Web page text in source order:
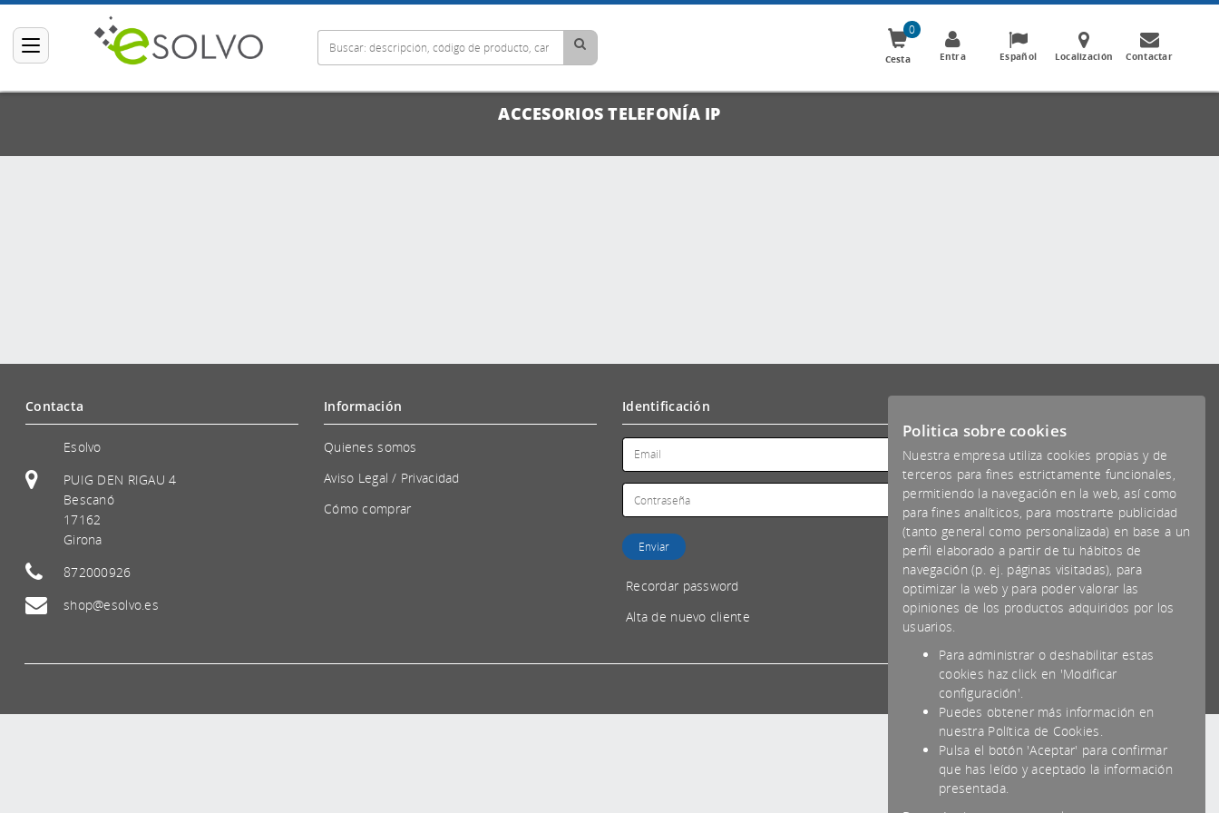
Cesta
0
Entra Español Localización Contactar
ACCESORIOS TELEFONÍA IP
Contacta
Esolvo
PUIG DEN RIGAU 4
Bescanó
17162
Girona
872000926
shop@esolvo.es
Información
Quienes somos
Aviso Legal / Privacidad
Cómo comprar
Identificación
Recordar password
Alta de nuevo cliente
Politica sobre cookies
Nuestra empresa utiliza cookies propias y de
terceros para fines estrictamente funcionales,
permitiendo la navegación en la web, así como
para fines analíticos, para mostrarte publicidad
(tanto general como personalizada) en base a un
perfil elaborado a partir de tu hábitos de
navegación (p. ej. páginas visitadas), para
optimizar la web y para poder valorar las
opiniones de los productos adquiridos por los
usuarios.
Para administrar o deshabilitar estas
cookies haz click en 'Modificar
configuración'.
Puedes obtener más información en
nuestra Política de Cookies.
Pulsa el botón 'Aceptar' para confirmar
que has leído y aceptado la información
presentada.